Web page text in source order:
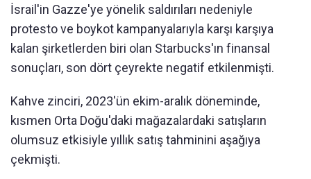
İsrail'in Gazze'ye yönelik saldırıları nedeniyle
protesto ve boykot kampanyalarıyla karşı karşıya
kalan şirketlerden biri olan Starbucks'ın finansal
sonuçları, son dört çeyrekte negatif etkilenmişti.
Kahve zinciri, 2023'ün ekim-aralık döneminde,
kısmen Orta Doğu'daki mağazalardaki satışların
olumsuz etkisiyle yıllık satış tahminini aşağıya
çekmişti.